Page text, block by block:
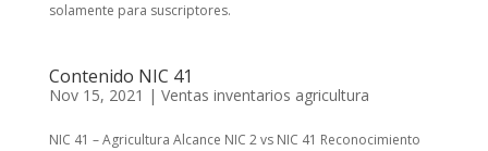
solamente para suscriptores.
Contenido NIC 41
Nov 15, 2021 | Ventas inventarios agricultura
NIC 41 – Agricultura Alcance NIC 2 vs NIC 41 Reconocimiento